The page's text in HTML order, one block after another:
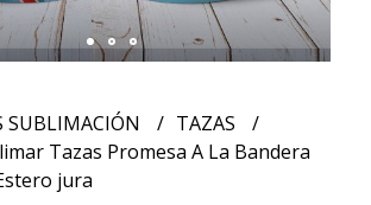
SUBLIMACIÓN
TAZAS
Tazas Promesa A La Bandera
jura